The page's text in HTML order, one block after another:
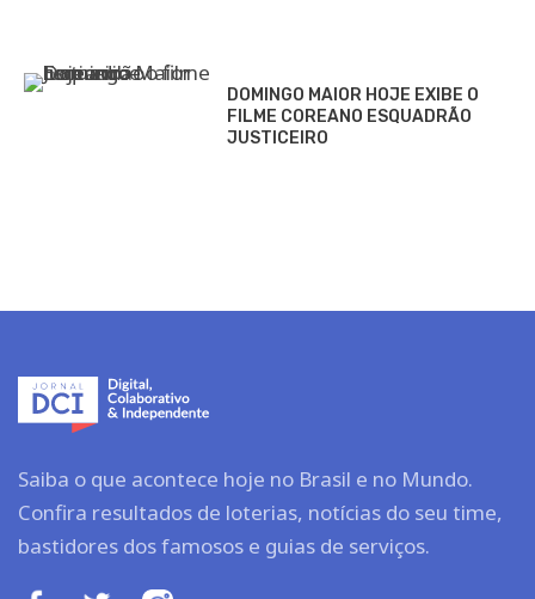
DOMINGO MAIOR HOJE EXIBE O
FILME COREANO ESQUADRÃO
JUSTICEIRO
Saiba o que acontece hoje no Brasil e no Mundo.
Confira resultados de loterias, notícias do seu time,
bastidores dos famosos e guias de serviços.